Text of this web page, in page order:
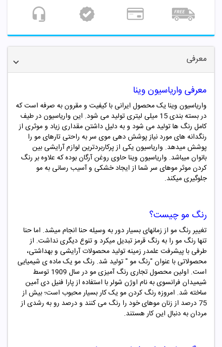
معرفی
معرفی واریاسیون وینا
واریاسیون وینا یک محصول ایرانی با کیفیت و مقرون به صرفه است که
در بسته بندی 15 میلی لیتری تولید می شود. این
واریاسیوندر طیف
کامل رنگ ها تولید می شود و به دلیل داشتن مقداری زیاد و موثری از
رنگدانه های مورد نیاز پوشش دهی موی سر به راحتی تارهای مو را
پوشش میدهد. واریاسیونیکی از پرکاربردترین لوازم آرایشی بین
بانوان میباشد. واریاسیون وینا حاوی روغن آرگان بوده که علاوه بر رنگ
کردن موثر موهای سر شما از ایجاد خشکی و آسیب رسانی به مو
جلوگیری میکند.
رنگ مو چیست؟
تغییر رنگ مو از زمانهای بسیار دور به وسیله حنا انجام میشد. اما حنا
تنها رنگ مو را به رنگ قرمز تبدیل میکرد و تنوع دیگری نداشت. از
طرفی با پیشرفت علمدر زمینه تولید محصولات آرایشی و بهداشتی،
محصولاتی با عنوان "رنگ مو "تولید شد. رنگ مو یک ماده ­ی شیمیایی
است. اولین محصول تجاری رنگ ­آمیزی مو در سال 1909 توسط
شیمیدان فرانسوی به نام اوژن شولر با استفاده از پارا فنیل دی آمین
ساخته شد. امروزه رنگ کردن مو یک کار بسیار محبوب است؛ بیش از
75 درصد از زنان موهای خود را رنگ می کنند و درصد رو به رشدی از
مردان به دنبال این کار هستند.